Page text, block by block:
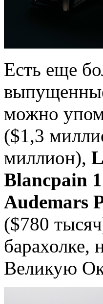
Есть еще
можно
($1,3
миллион),
Blancpain
Audemars
($780
барахолке,
Великую